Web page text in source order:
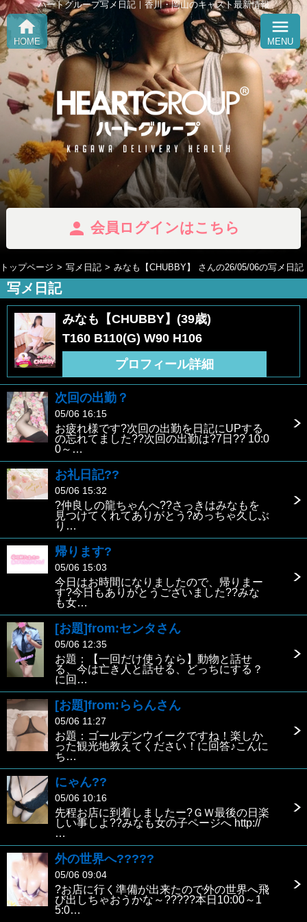
ハートグループ写メ日記｜香川・岡山のキャスト最新情報
home
HOME
menu
MENU
person 会員ログインはこちら
トップページ 写メ日記 みなも【CHUBBY】 さんの26/05/06の写メ日記
写メ日記
みなも【CHUBBY】(39歳)
T160 B110(G) W90 H106
プロフィール詳細
次回の出勤？
05/06 16:15
お疲れ様です?次回の出勤を日記にUPする
の忘れてました??次回の出勤は?7日?? 10:0
0～…
お礼日記??
05/06 15:32
?仲良しの龍ちゃんへ??さっきはみなもを
見つけてくれてありがとう?めっちゃ久しぶ
り…
帰ります?
05/06 15:03
今日はお時間になりましたので、帰りまー
す?今日もありがとうございました??みな
も女…
[お題]from:センタさん
05/06 12:35
お題：【一回だけ使うなら】動物と話せ
る、今は亡き人と話せる、どっちにする？
に回…
[お題]from:ららんさん
05/06 11:27
お題：ゴールデンウイークですね！楽しか
った観光地教えてください！に回答♪こんに
ち…
にゃん??
05/06 10:16
先程お店に到着しましたー?ＧＷ最後の日楽
しい事しよ??みなも女の子ページへ http://
…
外の世界へ?????
05/06 09:04
?お店に行く準備が出来たので外の世界へ飛
び出しちゃおうかな～?????本日10:00～1
5:0…